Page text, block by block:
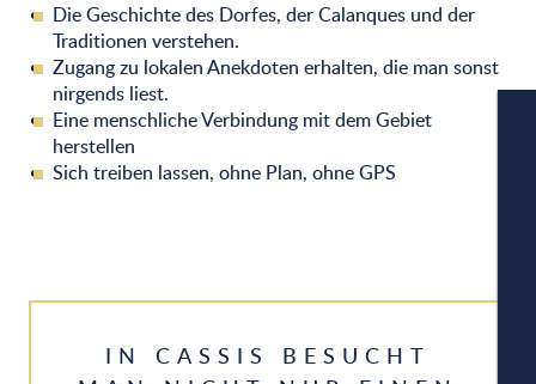
Die Geschichte des Dorfes, der Calanques und der
Traditionen verstehen.
Zugang zu lokalen Anekdoten erhalten, die man sonst
nirgends liest.
Eine menschliche Verbindung mit dem Gebiet
herstellen
Sich treiben lassen, ohne Plan, ohne GPS
IN CASSIS BESUCHT